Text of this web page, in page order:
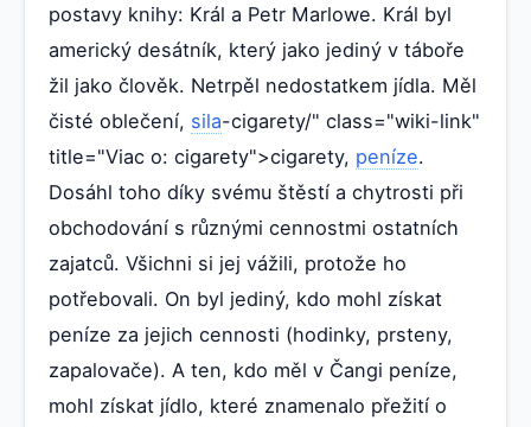
postavy knihy: Král a Petr Marlowe. Král byl
americký desátník, který jako jediný v táboře
žil jako člověk. Netrpěl nedostatkem jídla. Měl
čisté oblečení, sila-cigarety/" class="wiki-link"
title="Viac o: cigarety">cigarety, peníze.
Dosáhl toho díky svému štěstí a chytrosti při
obchodování s různými cennostmi ostatních
zajatců. Všichni si jej vážili, protože ho
potřebovali. On byl jediný, kdo mohl získat
peníze za jejich cennosti (hodinky, prsteny,
zapalovače). A ten, kdo měl v Čangi peníze,
mohl získat jídlo, které znamenalo přežití o